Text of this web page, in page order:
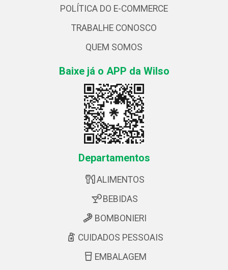
POLÍTICA DO E-COMMERCE
TRABALHE CONOSCO
QUEM SOMOS
Baixe já o APP da Wilso
Departamentos
ALIMENTOS
BEBIDAS
BOMBONIERI
CUIDADOS PESSOAIS
EMBALAGEM